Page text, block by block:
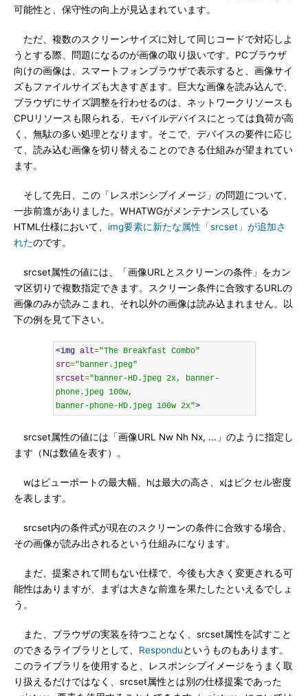
可能性と、保守性の向上が見込まれています。
ただ、複数のスクリーンサイズに対して同じコードで対応しよ
うとする際、問題になるのが画像の取り扱いです。PCブラウザ
向けの画像は、スマートフォンブラウザで表示すると、画像サイ
ズもファイルサイズも大きすぎます。巨大な画像を読み込んで、
ブラウザにサイズ調整を行わせるのは、ネットワークリソースも
CPUリソースも限られる、モバイルデバイスにとっては負荷が高
く、無駄の多い処理となります。そこで、デバイスの要件に応じ
て、読み込む画像を切り替えることのできる仕組みが望まれてい
ます。
そして先日、この「レスポンシブイメージ」の問題について、
一歩前進がありました。WHATWGがメンテナンスしている
HTML仕様において、 img要素に新たな属性「srcset」が追加さ
れたのです。
srcset属性の値には、「画像URLとスクリーンの条件」をカン
マ区切りで複数指定できます。スクリーン条件に合致するURLの
画像のみが読みこまれ、それ以外の画像は読み込まれません。以
下の例を見て下さい。
<img alt="The Breakfast Combo"
src="banner.jpeg"
srcset="banner-HD.jpeg 2x, banner-
phone.jpeg 100w,
banner-phone-HD.jpeg 100w 2x">
srcset属性の値には「画像URL Nw Nh Nx, ...」のように指定し
ます（Nは数値を表す）。
wはビューポートの最大幅、hは最大の高さ、xはピクセル密度
を表します。
srcset内の条件式が現在のスクリーンの条件に合致する場合、
その画像が読み出されるという仕組みになります。
まだ、提案されて間もない仕様で、今後も大きく変更される可
能性はありますが、まずは大きな前進を果たしたといえるでしょ
う。
また、ブラウザの実装を待つことなく、srcset属性を試すこと
のできるライブラリとして、 Responduというものもあります。
このライブラリを使用すると、レスポンシブイメージをうまく取
り扱えるだけではなく、srcset属性とは別の仕様提案であった